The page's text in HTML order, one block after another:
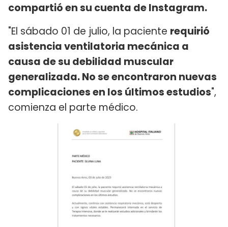
compartió en su cuenta de Instagram.
"El sábado 01 de julio, la paciente requirió
asistencia ventilatoria mecánica a
causa de su debilidad muscular
generalizada. No se encontraron nuevas
complicaciones en los últimos estudios",
comienza el parte médico.